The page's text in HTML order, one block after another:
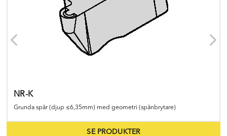
NR-K
Grunda spår (djup ≤6,35mm) med geometri (spånbrytare)
SE PRODUKTER